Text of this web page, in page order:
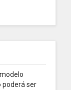
poderá ser